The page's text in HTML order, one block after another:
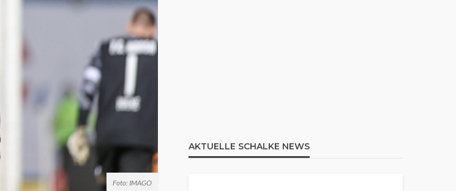
Foto: IMAGO
AKTUELLE SCHALKE NEWS